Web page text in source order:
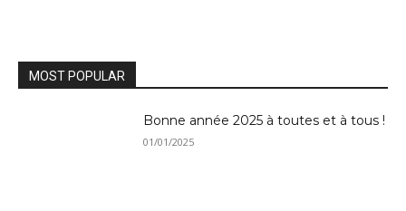
MOST POPULAR
Bonne année 2025 à toutes et à tous !
01/01/2025